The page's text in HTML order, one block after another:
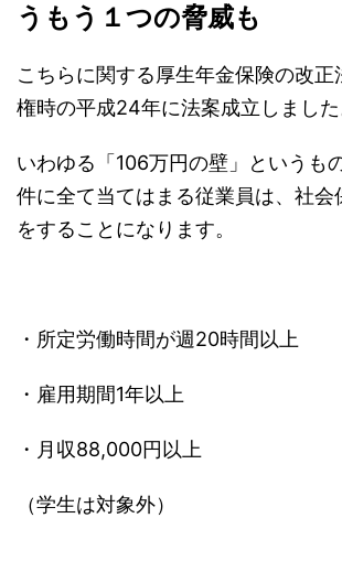
うもう１つの脅威も
こちらに関する厚生年金保険の改正
権時の平成24年に法案成立しました
いわゆる「106万円の壁」というも
件に全て当てはまる従業員は、社会
をすることになります。
・所定労働時間が週20時間以上
・雇用期間1年以上
・月収88,000円以上
（学生は対象外）